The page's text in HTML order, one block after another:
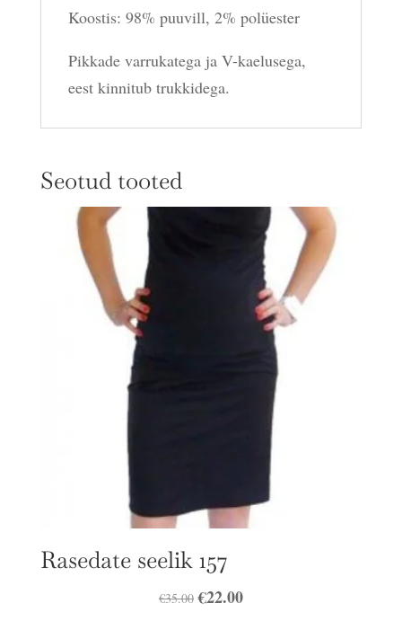
Koostis: 98% puuvill, 2% polüester
Pikkade varrukatega ja V-kaelusega,
eest kinnitub trukkidega.
Seotud tooted
Rasedate seelik 157
€35.00 Algne
€22.00Praegune